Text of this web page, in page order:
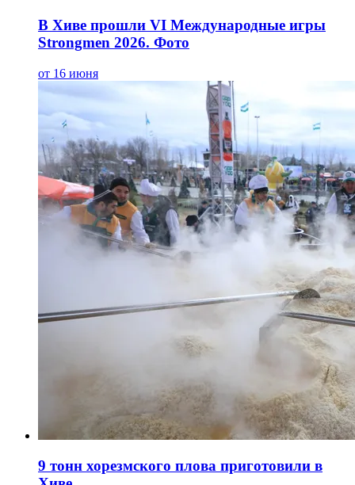
В Хиве прошли VI Международные игры
Strongmen 2026. Фото
от 16 июня
9 тонн хорезмского плова приготовили в